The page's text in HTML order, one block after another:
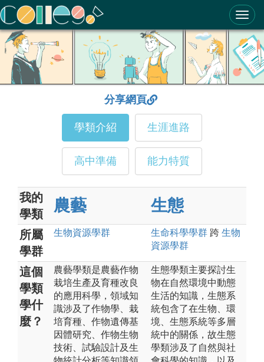
ColleGo! 大學選才與高中育才輔助系統
分享網頁
學類介紹 生涯進路
高中準備 能力特質
我的
學類
農藝 生態
所屬
學群
生物資源學群 生命科學學群 跨 生物
資源學群
這個
學類
學什
麼？
農藝學類是農藝作物
栽培生產及育種改良
的應用科學，領域知
識涉及了作物學、栽
培育種、作物遺傳基
因體研究、作物生物
技術、試驗設計及生
生態學類主要探討生
物在自然環境中動態
生活的知識，生態系
統包含了在生物、環
境、生態系統等多層
統中的關係，故生態
學類涉及了自然與社